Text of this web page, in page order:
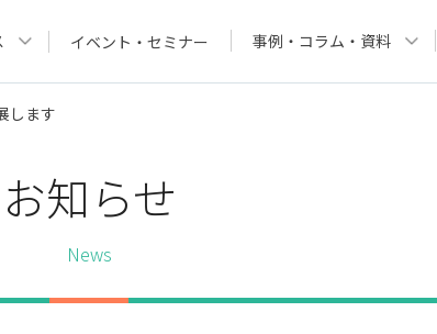
イベント・セミナー 事例・コラム・資料
します
お知らせ
News